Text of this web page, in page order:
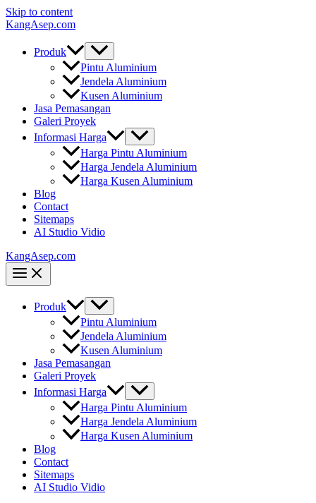
Skip to content
KangAsep.com
Produk
Pintu Aluminium
Jendela Aluminium
Kusen Aluminium
Jasa Pemasangan
Galeri Proyek
Informasi Harga
Harga Pintu Aluminium
Harga Jendela Aluminium
Harga Kusen Aluminium
Blog
Contact
Sitemaps
AI Studio Vidio
KangAsep.com
Produk
Pintu Aluminium
Jendela Aluminium
Kusen Aluminium
Jasa Pemasangan
Galeri Proyek
Informasi Harga
Harga Pintu Aluminium
Harga Jendela Aluminium
Harga Kusen Aluminium
Blog
Contact
Sitemaps
AI Studio Vidio